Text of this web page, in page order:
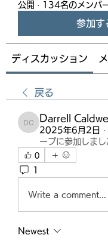
公開 · 134名のメンバ
参加す
ディスカッション
戻る
Darrell Caldwell
Darrell Caldwell
2025年6月2日 ·
ープに参加しまし
0
1
Write a comment...
Newest